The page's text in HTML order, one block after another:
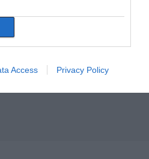
Access Privacy Policy